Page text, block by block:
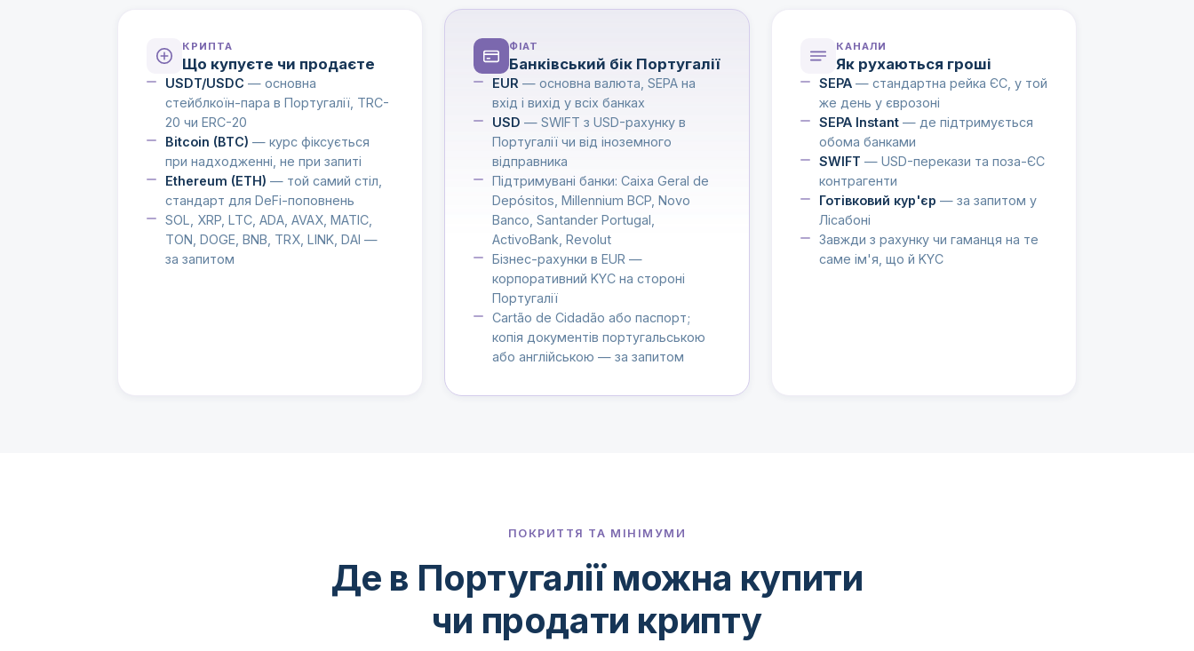
КРИПТА
Що купуєте чи продаєте
USDT/USDC — основна
стейблкоїн-пара в Португалії, TRC-
20 чи ERC-20
Bitcoin (BTC) — курс фіксується
при надходженні, не при запиті
Ethereum (ETH) — той самий стіл,
стандарт для DeFi-поповнень
SOL, XRP, LTC, ADA, AVAX, MATIC,
TON, DOGE, BNB, TRX, LINK, DAI —
за запитом
ФІАТ
Банківський бік Португалії
EUR — основна валюта, SEPA на
вхід і вихід у всіх банках
USD — SWIFT з USD-рахунку в
Португалії чи від іноземного
відправника
Підтримувані банки: Caixa Geral de
Depósitos, Millennium BCP, Novo
Banco, Santander Portugal,
ActivoBank, Revolut
Бізнес-рахунки в EUR —
корпоративний KYC на стороні
Португалії
Cartão de Cidadão або паспорт;
копія документів португальською
або англійською — за запитом
КАНАЛИ
Як рухаються гроші
SEPA— стандартна рейка ЄС, у той
же день у єврозоні
SEPA Instant— де підтримується
обома банками
SWIFT — USD-перекази та поза-ЄС
контрагенти
Готівковий кур'єр — за запитом у
Лісабоні
Завжди з рахунку чи гаманця на те
саме ім'я, що й KYC
ПОКРИТТЯ ТА МІНІМУМИ
Де в Португалії можна купити
чи продати крипту